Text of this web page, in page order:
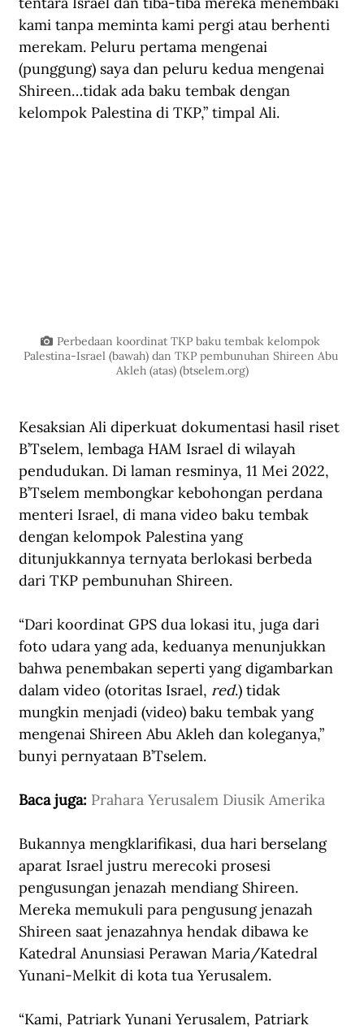
kami tanpa meminta kami pergi atau berhenti
merekam. Peluru pertama mengenai
(punggung) saya dan peluru kedua mengenai
Shireen…tidak ada baku tembak dengan
kelompok Palestina di TKP,” timpal Ali.
Perbedaan koordinat TKP baku tembak kelompok
Palestina-Israel (bawah) dan TKP pembunuhan Shireen Abu
Akleh (atas) (btselem.org)
Kesaksian Ali diperkuat dokumentasi hasil riset
B’Tselem, lembaga HAM Israel di wilayah
pendudukan. Di laman resminya, 11 Mei 2022,
B’Tselem membongkar kebohongan perdana
menteri Israel, di mana video baku tembak
dengan kelompok Palestina yang
ditunjukkannya ternyata berlokasi berbeda
dari TKP pembunuhan Shireen.
“Dari koordinat GPS dua lokasi itu, juga dari
foto udara yang ada, keduanya menunjukkan
bahwa penembakan seperti yang digambarkan
dalam video (otoritas Israel, red.) tidak
mungkin menjadi (video) baku tembak yang
mengenai Shireen Abu Akleh dan koleganya,”
bunyi pernyataan B’Tselem.
Baca juga: Prahara Yerusalem Diusik Amerika
Bukannya mengklarifikasi, dua hari berselang
aparat Israel justru merecoki prosesi
pengusungan jenazah mendiang Shireen.
Mereka memukuli para pengusung jenazah
Shireen saat jenazahnya hendak dibawa ke
Katedral Anunsiasi Perawan Maria/Katedral
Yunani-Melkit di kota tua Yerusalem.
“Kami, Patriark Yunani Yerusalem, Patriark